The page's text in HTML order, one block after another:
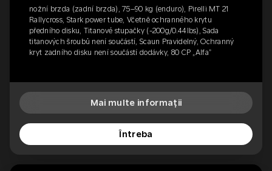
nožní brzda (zadní brzda), 75–90 kg (enduro), Pirelli MT 21
Rallycross, Stark power tube, Včetně ochranného krytu
předního disku, Titanové stupačky (-200g/0.44lbs), Sada
titanových šroubů není součástí, Scaun Pravidelný, Ochranný
kryt zadního disku není součástí dodávky, 80 CP „Alfa”
Mai multe informații
Întreba